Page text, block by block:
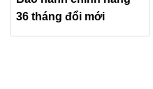
36 tháng đổi mới